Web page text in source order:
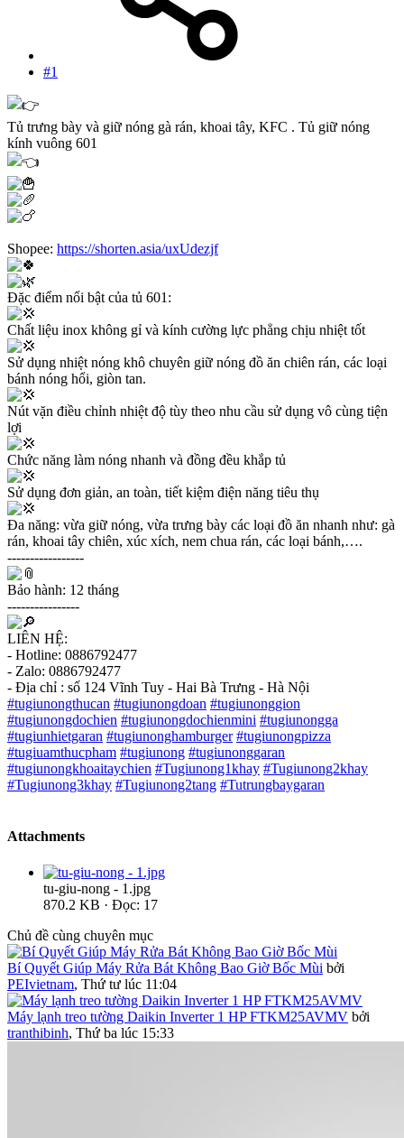
#1
Tủ trưng bày và giữ nóng gà rán, khoai tây, KFC . Tủ giữ nóng
kính vuông 601
Shopee: https://shorten.asia/uxUdezjf
Đặc điểm nổi bật của tủ 601:
Chất liệu inox không gỉ và kính cường lực phẳng chịu nhiệt tốt
Sử dụng nhiệt nóng khô chuyên giữ nóng đồ ăn chiên rán, các loại
bánh nóng hổi, giòn tan.
Nút vặn điều chỉnh nhiệt độ tùy theo nhu cầu sử dụng vô cùng tiện
lợi
Chức năng làm nóng nhanh và đồng đều khắp tủ
Sử dụng đơn giản, an toàn, tiết kiệm điện năng tiêu thụ
Đa năng: vừa giữ nóng, vừa trưng bày các loại đồ ăn nhanh như: gà
rán, khoai tây chiên, xúc xích, nem chua rán, các loại bánh,….
-----------------
Bảo hành: 12 tháng
----------------
LIÊN HỆ:
- Hotline: 0886792477
- Zalo: 0886792477
- Địa chỉ : số 124 Vĩnh Tuy - Hai Bà Trưng - Hà Nội
#tugiunongthucan #tugiunongdoan #tugiunonggion
#tugiunongdochien #tugiunongdochienmini #tugiunongga
#tugiunhietgaran #tugiunonghamburger #tugiunongpizza
#tugiuamthucpham #tugiunong #tugiunonggaran
#tugiunongkhoaitaychien #Tugiunong1khay #Tugiunong2khay
#Tugiunong3khay #Tugiunong2tang #Tutrungbaygaran
Attachments
tu-giu-nong - 1.jpg
870.2 KB · Đọc: 17
Chủ đề cùng chuyên mục
Bí Quyết Giúp Máy Rửa Bát Không Bao Giờ Bốc Mùi bởi
PEIvietnam, Thứ tư lúc 11:04
Máy lạnh treo tường Daikin Inverter 1 HP FTKM25AVMV bởi
tranthibinh, Thứ ba lúc 15:33